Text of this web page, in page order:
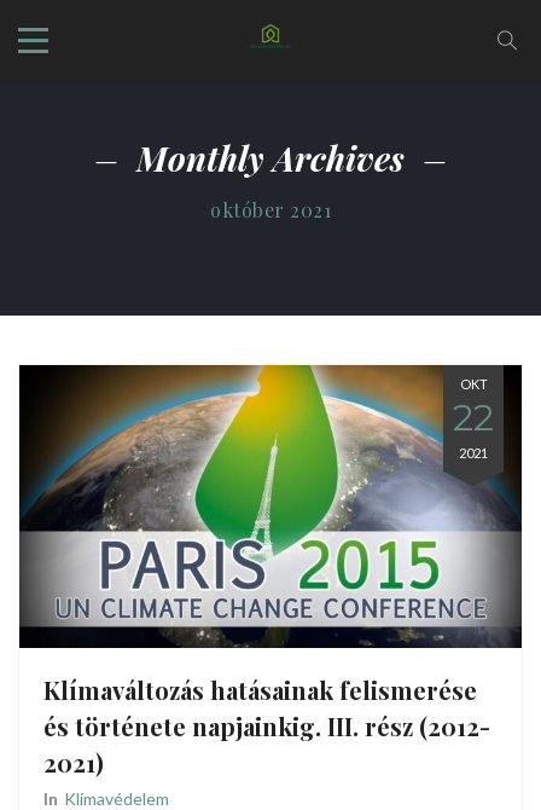
Monthly Archives
október 2021
OKT
22
2021
Klímaváltozás hatásainak felismerése
és története napjainkig. III. rész (2012-
2021)
In Klímavédelem